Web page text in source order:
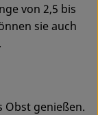
von 2,5 bis
sie auch
Obst genießen.